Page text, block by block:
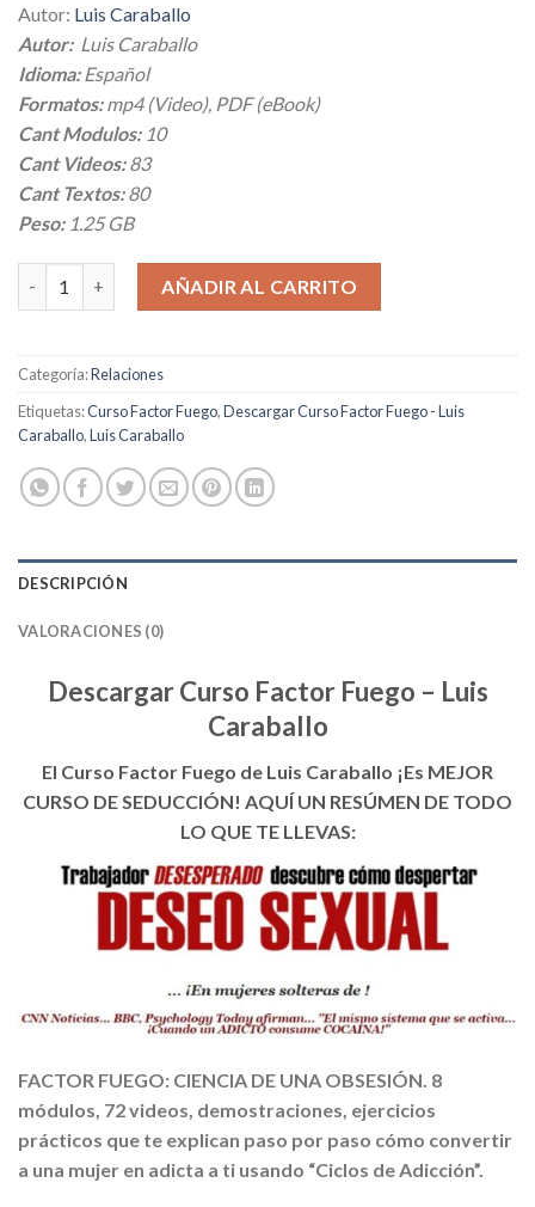
was:
$79.00.
is:
$4.00.
Autor: Luis Caraballo
Autor:Luis Caraballo
Idioma:Español
Formatos:mp4 (Video), PDF (eBook)
Cant Modulos:10
Cant Videos:83
Cant Textos:80
Peso: 1.25 GB
Factor Fuego cantidadAÑADIR AL CARRITO
Categoría:Relaciones
Etiquetas:Curso Factor Fuego,Descargar Curso Factor Fuego - Luis
Caraballo,Luis Caraballo
DESCRIPCIÓN
VALORACIONES (0)
Descargar Curso Factor Fuego – Luis
Caraballo
El Curso Factor Fuego de Luis Caraballo ¡Es MEJOR
CURSO DE SEDUCCIÓN! AQUÍ UN RESÚMEN DE TODO
LO QUE TE LLEVAS:
FACTOR FUEGO: CIENCIA DE UNA OBSESIÓN. 8
módulos, 72 videos, demostraciones, ejercicios
prácticos que te explican paso por paso cómo convertir
a una mujer en adicta a ti usando “Ciclos de Adicción”.